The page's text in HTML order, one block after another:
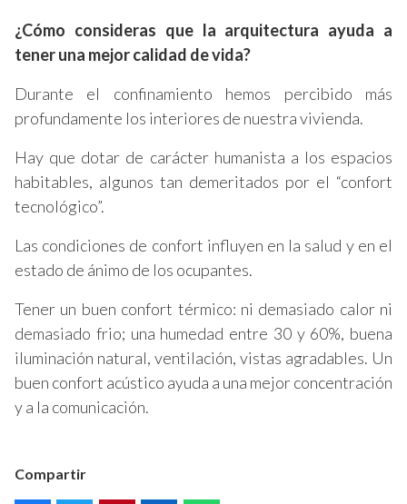
¿Cómo consideras que la arquitectura ayuda a
tener una mejor calidad de vida?
Durante el confinamiento hemos percibido más
profundamente los interiores de nuestra vivienda.
Hay que dotar de carácter humanista a los espacios
habitables, algunos tan demeritados por el “confort
tecnológico”.
Las condiciones de confort influyen en la salud y en el
estado de ánimo de los ocupantes.
Tener un buen confort térmico: ni demasiado calor ni
demasiado frio; una humedad entre 30 y 60%, buena
iluminación natural, ventilación, vistas agradables. Un
buen confort acústico ayuda a una mejor concentración
y a la comunicación.
Compartir